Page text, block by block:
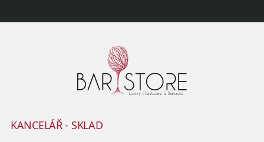
KANCELÁŘ - SKLAD